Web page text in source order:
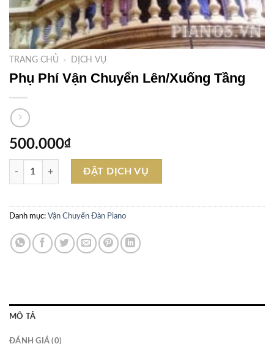
TRANG CHỦ » DỊCH VỤ
Phụ Phí Vận Chuyển Lên/Xuống Tầng
500.000₫
Phụ Phí Vận Chuyển Lên/Xuống Tầng số lượng
ĐẶT DỊCH VỤ
Danh mục: Vận Chuyển Đàn Piano
MÔ TẢ
ĐÁNH GIÁ (0)